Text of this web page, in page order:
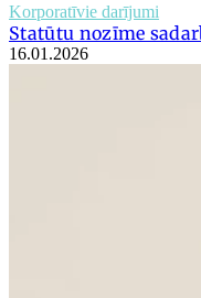
Korporatīvie darījumi
Statūtu nozīme
16.01.2026